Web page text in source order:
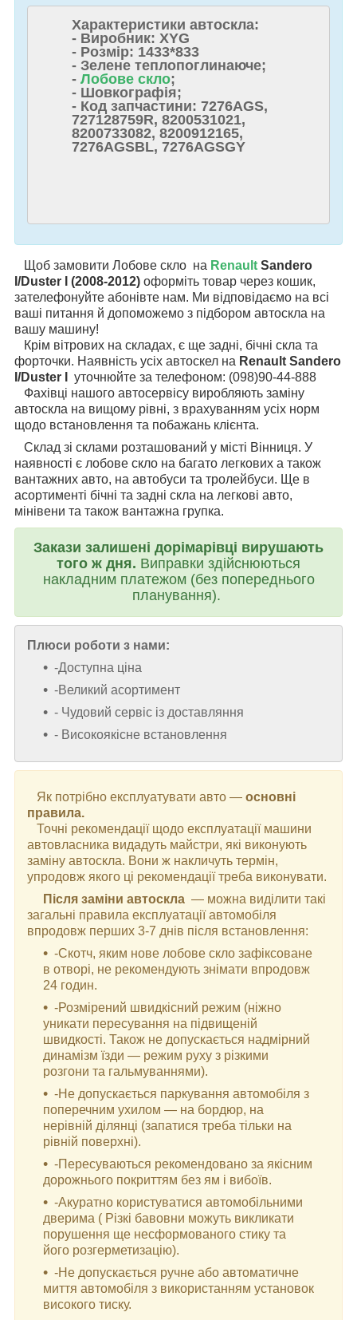
Характеристики автоскла:
- Виробник: XYG
- Розмір: 1433*833
- Зелене теплопоглинаюче;
- Лобове скло;
- Шовкографія;
- Код запчастини: 7276AGS,
727128759R, 8200531021,
8200733082, 8200912165,
7276AGSBL, 7276AGSGY
Щоб замовити Лобове скло на Renault Sandero
I/Duster I (2008-2012) оформіть товар через кошик,
зателефонуйте абонівте нам. Ми відповідаємо на всі
ваші питання й допоможемо з підбором автоскла на
вашу машину!
Крім вітрових на складах, є ще задні, бічні скла та
форточки. Наявність усіх автоскел на Renault Sandero
I/Duster I
уточнюйте за телефоном: (098)90-44-888
Фахівці нашого автосервісу виробляють заміну
автоскла на вищому рівні, з врахуванням усіх норм
щодо встановлення та побажань клієнта.
Склад зі склами розташований у місті Вінниця. У
наявності є лобове скло на багато легкових а також
вантажних авто, на автобуси та тролейбуси. Ще в
асортименті бічні та задні скла на легкові авто,
мінівени та також вантажна групка.
Закази залишені дорімарівці вирушають
того ж дня. Виправки здійснюються
накладним платежом (без попереднього
планування).
Плюси роботи з нами:
-Доступна ціна
-Великий асортимент
- Чудовий сервіс із доставляння
- Високоякісне встановлення
Як потрібно експлуатувати авто — основні
правила.
Точні рекомендації щодо експлуатації машини
автовласника видадуть майстри, які виконують
заміну автоскла. Вони ж накличуть термін,
упродовж якого ці рекомендації треба виконувати.
Після заміни автоскла — можна виділити такі
загальні правила експлуатації автомобіля
впродовж перших 3-7 днів після встановлення:
-Скотч, яким нове лобове скло зафіксоване
в отворі, не рекомендують знімати впродовж
24 годин.
-Розмірений швидкісний режим (ніжно
уникати пересування на підвищеній
швидкості. Також не допускається надмірний
динамізм їзди — режим руху з різкими
розгони та гальмуваннями).
-Не допускається паркування автомобіля з
поперечним ухилом — на бордюр, на
нерівній ділянці (запатися треба тільки на
рівній поверхні).
-Пересуваються рекомендовано за якісним
дорожнього покриттям без ям і вибоїв.
-Акуратно користуватися автомобільними
дверима ( Різкі бавовни можуть викликати
порушення ще несформованого стику та
його розгерметизацію).
-Не допускається ручне або автоматичне
миття автомобіля з використанням установок
високого тиску.